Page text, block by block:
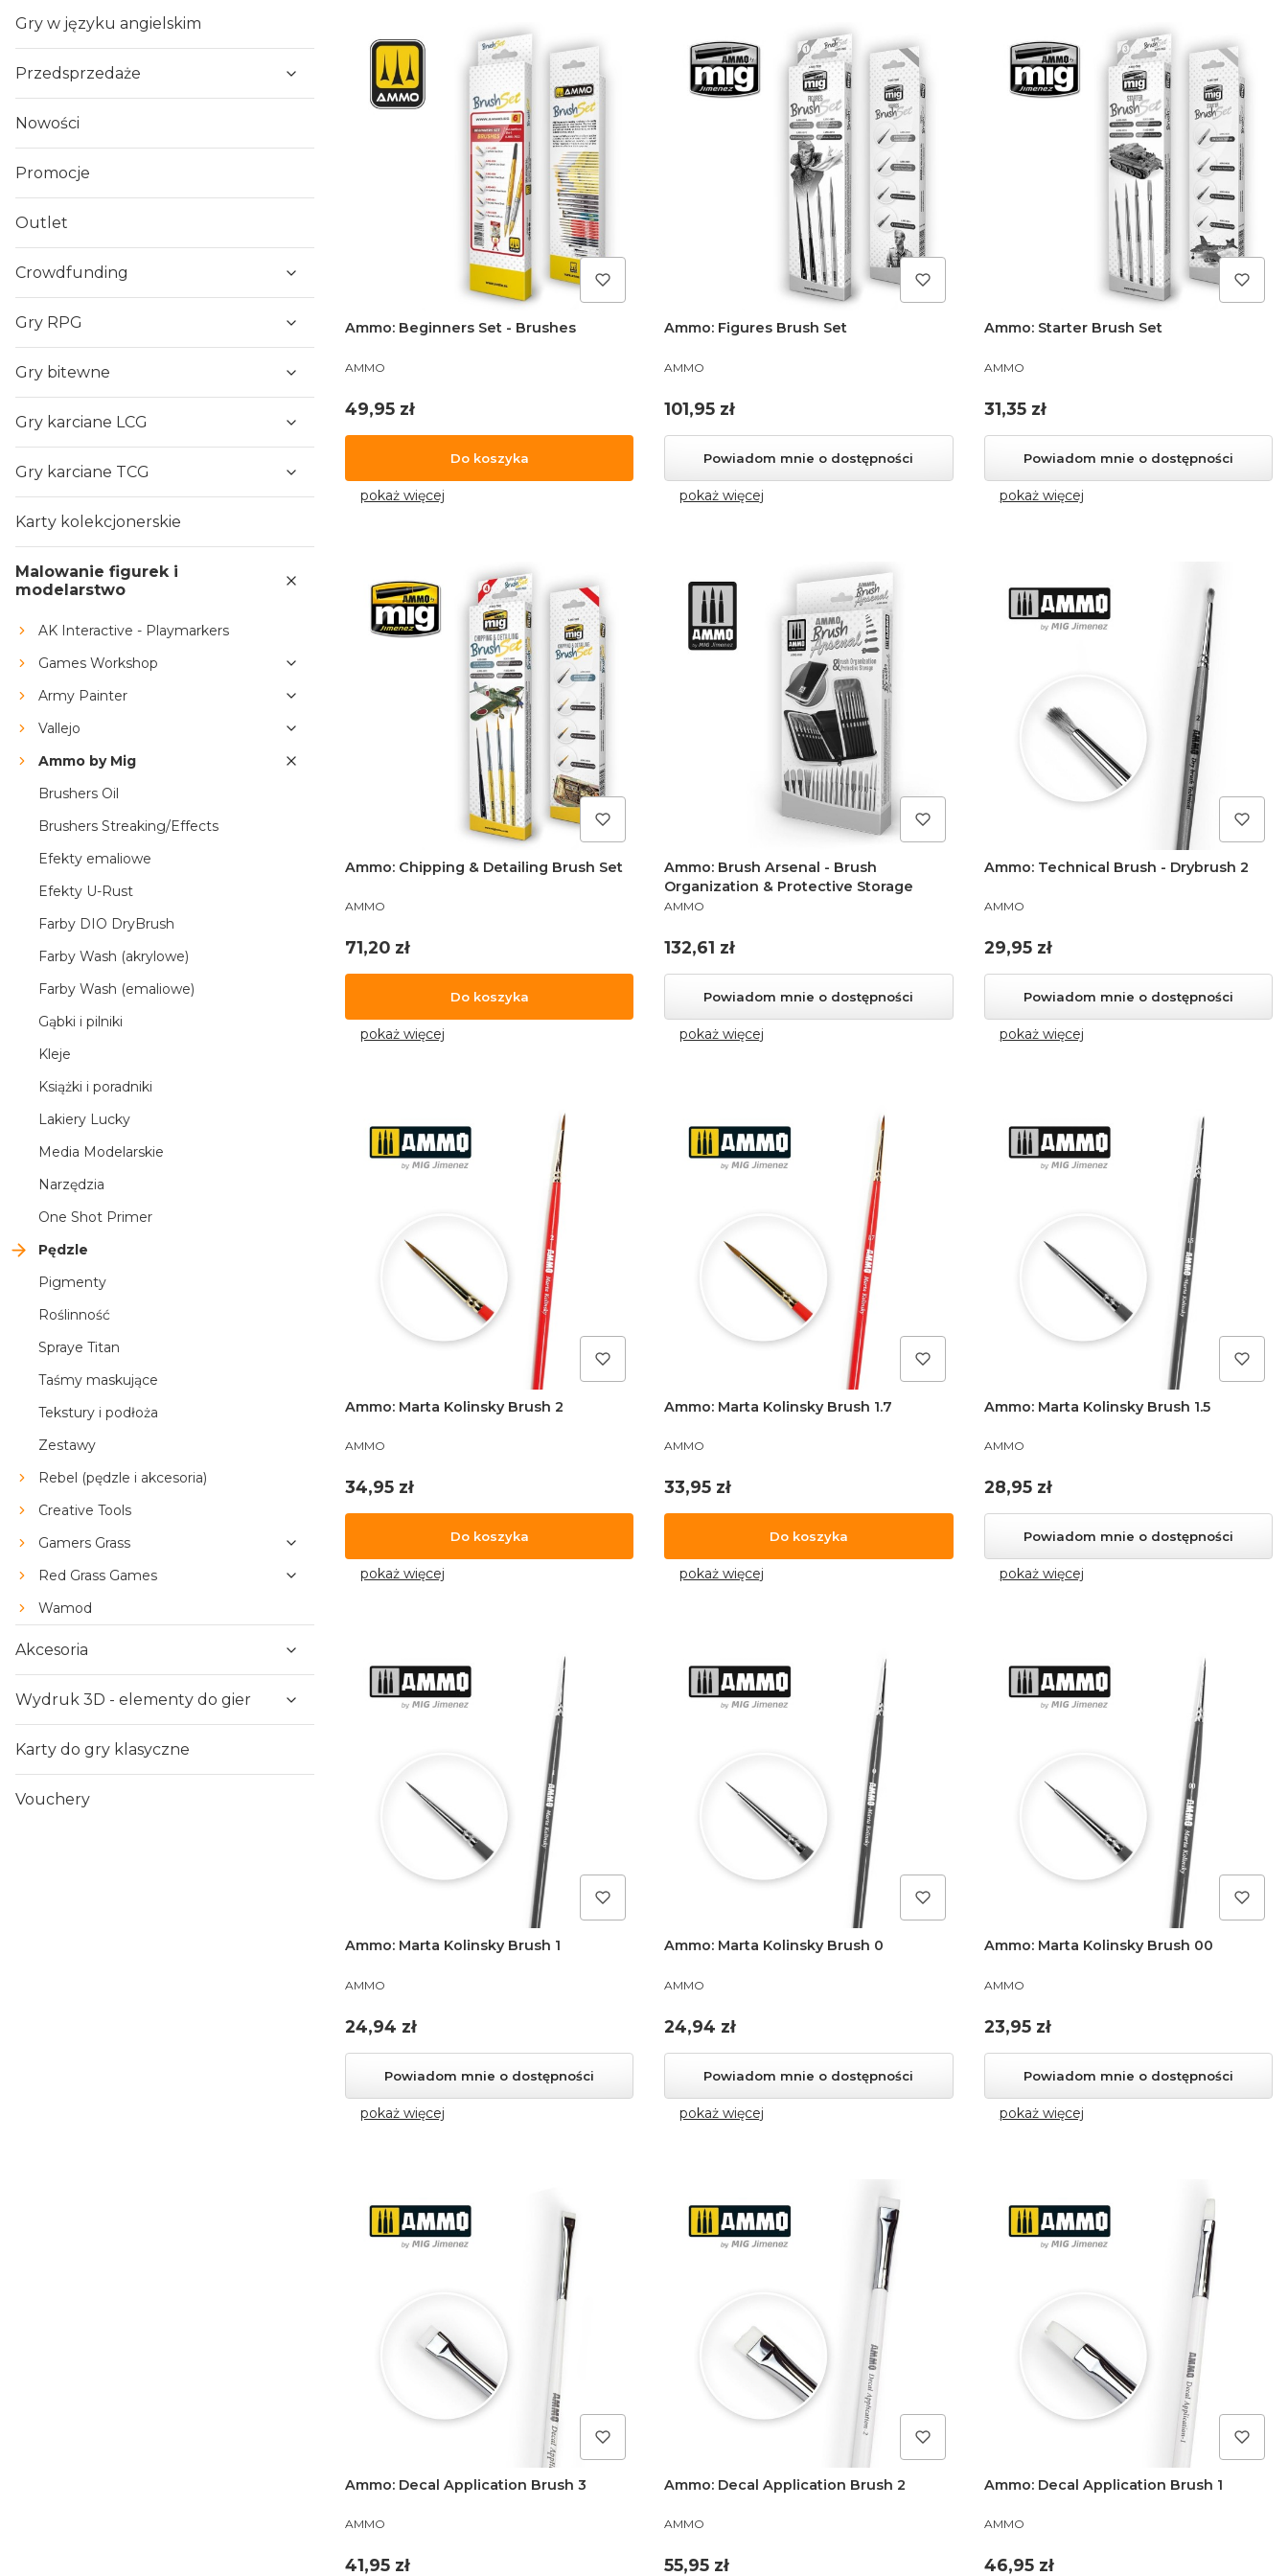
Gry w języku angielskim
Przedsprzedaże
Nowości
Promocje
Outlet
Crowdfunding
Gry RPG
Gry bitewne
Gry karciane LCG
Gry karciane TCG
Karty kolekcjonerskie
Malowanie figurek i
modelarstwo
AK Interactive - Playmarkers
Games Workshop
Army Painter
Vallejo
Ammo by Mig
Brushers Oil
Brushers Streaking/Effects
Efekty emaliowe
Efekty U-Rust
Farby DIO DryBrush
Farby Wash (akrylowe)
Farby Wash (emaliowe)
Gąbki i pilniki
Kleje
Książki i poradniki
Lakiery Lucky
Media Modelarskie
Narzędzia
One Shot Primer
Pędzle
Pigmenty
Roślinność
Spraye Titan
Taśmy maskujące
Tekstury i podłoża
Zestawy
Rebel (pędzle i akcesoria)
Creative Tools
Gamers Grass
Red Grass Games
Wamod
Akcesoria
Wydruk 3D - elementy do gier
Karty do gry klasyczne
Vouchery
Ammo: Beginners Set - Brushes
PRODUCENT
AMMO
Cena
49,95 zł
Do koszyka
pokaż więcej
Ammo: Figures Brush Set
PRODUCENT
AMMO
Cena
101,95 zł
Powiadom mnie o dostępności
pokaż więcej
Ammo: Starter Brush Set
PRODUCENT
AMMO
Cena
31,35 zł
Powiadom mnie o dostępności
pokaż więcej
Ammo: Chipping & Detailing Brush Set
PRODUCENT
AMMO
Cena
71,20 zł
Do koszyka
pokaż więcej
Ammo: Brush Arsenal - Brush
Organization & Protective Storage
PRODUCENT
AMMO
Cena
132,61 zł
Powiadom mnie o dostępności
pokaż więcej
Ammo: Technical Brush - Drybrush 2
PRODUCENT
AMMO
Cena
29,95 zł
Powiadom mnie o dostępności
pokaż więcej
Ammo: Marta Kolinsky Brush 2
PRODUCENT
AMMO
Cena
34,95 zł
Do koszyka
pokaż więcej
Ammo: Marta Kolinsky Brush 1.7
PRODUCENT
AMMO
Cena
33,95 zł
Do koszyka
pokaż więcej
Ammo: Marta Kolinsky Brush 1.5
PRODUCENT
AMMO
Cena
28,95 zł
Powiadom mnie o dostępności
pokaż więcej
Ammo: Marta Kolinsky Brush 1
PRODUCENT
AMMO
Cena
24,94 zł
Powiadom mnie o dostępności
pokaż więcej
Ammo: Marta Kolinsky Brush 0
PRODUCENT
AMMO
Cena
24,94 zł
Powiadom mnie o dostępności
pokaż więcej
Ammo: Marta Kolinsky Brush 00
PRODUCENT
AMMO
Cena
23,95 zł
Powiadom mnie o dostępności
pokaż więcej
Ammo: Decal Application Brush 3
PRODUCENT
AMMO
Cena
41,95 zł
Ammo: Decal Application Brush 2
PRODUCENT
AMMO
Cena
55,95 zł
Ammo: Decal Application Brush 1
PRODUCENT
AMMO
Cena
46,95 zł